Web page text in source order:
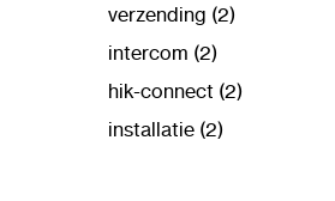
verzending (2)
intercom (2)
hik-connect (2)
installatie (2)